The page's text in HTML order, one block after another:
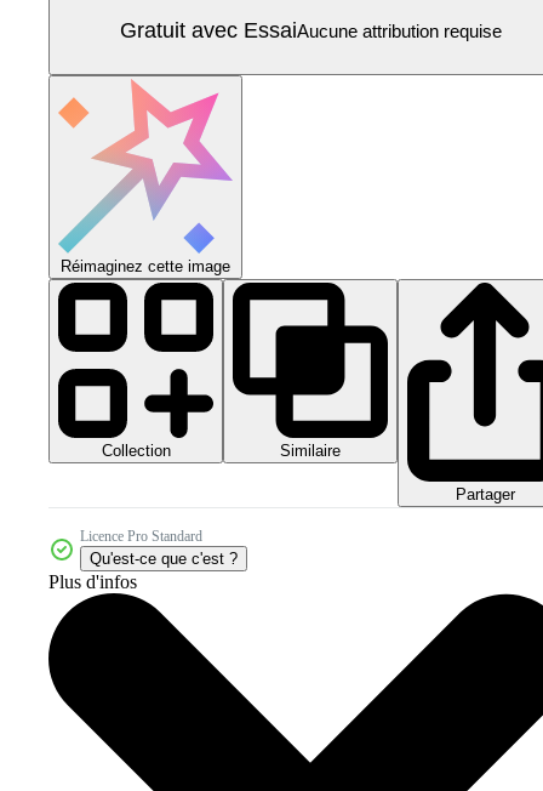
Gratuit avec EssaiAucune attribution requise
Réimaginez cette image
Collection Similaire
Partager
Licence Pro Standard
Qu'est-ce que c'est ?
Plus d'infos